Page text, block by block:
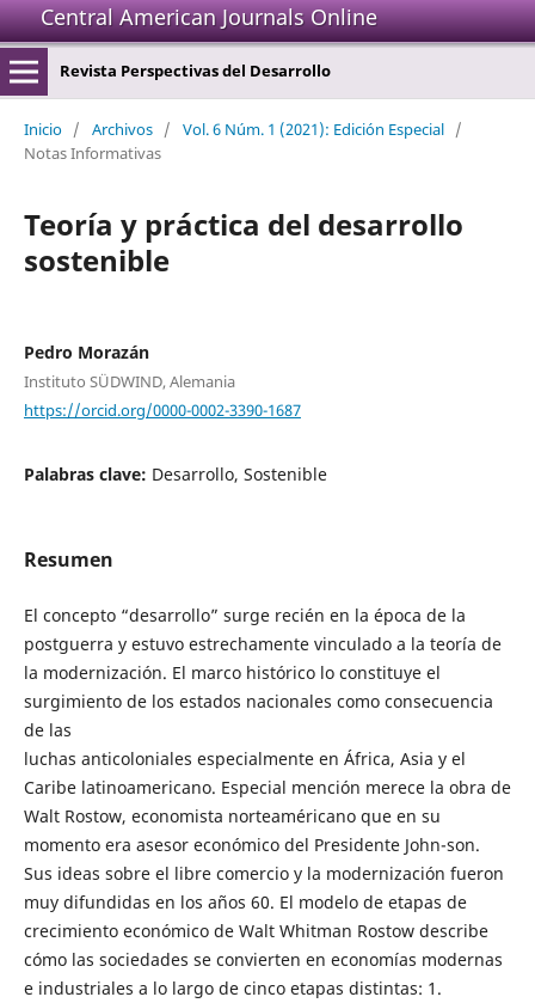
Central American Journals Online
Revista Perspectivas del Desarrollo
Inicio / Archivos / Vol. 6 Núm. 1 (2021): Edición Especial /
Notas Informativas
Teoría y práctica del desarrollo
sostenible
Pedro Morazán
Instituto SÜDWIND, Alemania
https://orcid.org/0000-0002-3390-1687
Palabras clave: Desarrollo, Sostenible
Resumen
El concepto “desarrollo” surge recién en la época de la
postguerra y estuvo estrechamente vinculado a la teoría de
la modernización. El marco histórico lo constituye el
surgimiento de los estados nacionales como consecuencia
de las
luchas anticoloniales especialmente en África, Asia y el
Caribe latinoamericano. Especial mención merece la obra de
Walt Rostow, economista norteaméricano que en su
momento era asesor económico del Presidente John-son.
Sus ideas sobre el libre comercio y la modernización fueron
muy difundidas en los años 60. El modelo de etapas de
crecimiento económico de Walt Whitman Rostow describe
cómo las sociedades se convierten en economías modernas
e industriales a lo largo de cinco etapas distintas: 1.